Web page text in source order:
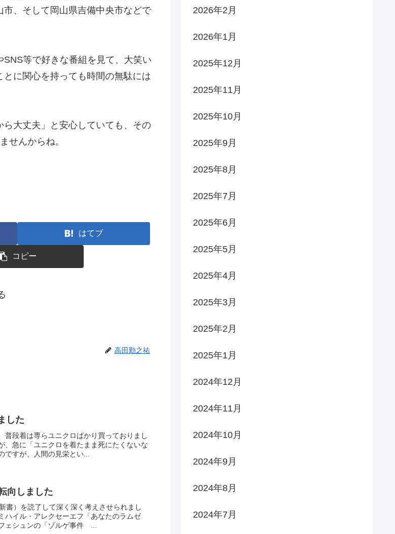
、そして岡山県吉備中央市などで
等で好きな番組を見て、大笑い
に関心を持っても時間の無駄には
大丈夫」と安心していても、その
せんからね。
はてブ
コピー
高田勤之祐
した
普段着は専らユニクロばかり買っておりまし
急に「ユニクロを着たまま死にたくないな
すが、人間の見栄とい...
向しました
）を読了して深く深く考えさせられまし
ハイル・アレクセーエフ「あなたのラムゼ
ェシュンの「ゾルゲ事件 ...
2026年2月
2026年1月
2025年12月
2025年11月
2025年10月
2025年9月
2025年8月
2025年7月
2025年6月
2025年5月
2025年4月
2025年3月
2025年2月
2025年1月
2024年12月
2024年11月
2024年10月
2024年9月
2024年8月
2024年7月